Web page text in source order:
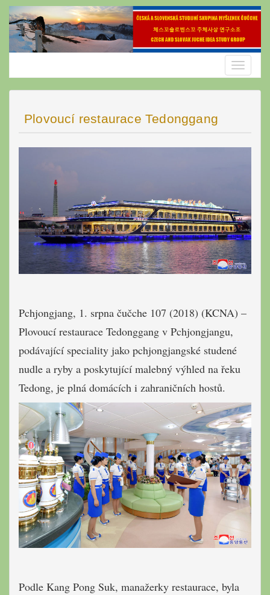
Skip
content
Toggle
Plovoucí restaurace Tedonggang
Pchjongjang, 1. srpna čučche 107 (2018) (KCNA) –
Plovoucí restaurace Tedonggang v Pchjongjangu,
podávající speciality jako pchjongjangské studené
nudle a ryby a poskytující malebný výhled na řeku
Tedong, je plná domácích i zahraničních hostů.
Podle Kang Pong Suk, manažerky restaurace, byla